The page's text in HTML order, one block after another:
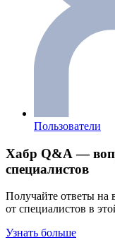
Пользователи
Хабр Q&A —
специалистов
Получайте ответы на
от специалистов в
Узнать больше